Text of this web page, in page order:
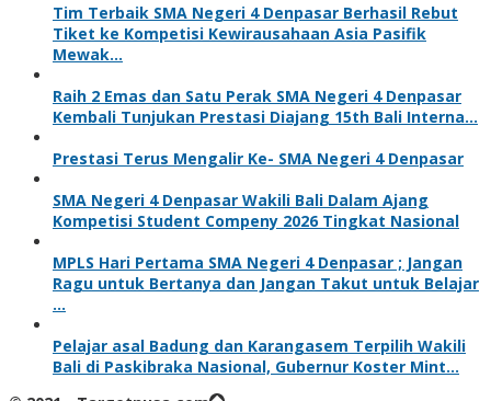
Tim Terbaik SMA Negeri 4 Denpasar Berhasil Rebut
Tiket ke Kompetisi Kewirausahaan Asia Pasifik
Mewak…
Raih 2 Emas dan Satu Perak SMA Negeri 4 Denpasar
Kembali Tunjukan Prestasi Diajang 15th Bali Interna…
Prestasi Terus Mengalir Ke- SMA Negeri 4 Denpasar
SMA Negeri 4 Denpasar Wakili Bali Dalam Ajang
Kompetisi Student Compeny 2026 Tingkat Nasional
MPLS Hari Pertama SMA Negeri 4 Denpasar ; Jangan
Ragu untuk Bertanya dan Jangan Takut untuk Belajar
…
Pelajar asal Badung dan Karangasem Terpilih Wakili
Bali di Paskibraka Nasional, Gubernur Koster Mint…